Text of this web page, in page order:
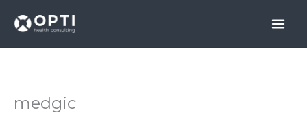
content
medgic
Veranstaltungen